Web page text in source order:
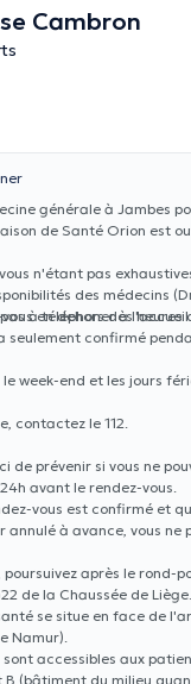
Cambron
générale à Jambes
de Santé Orion est
n'étant pas
des médecins
à téléphoner à
en dehors des
seulement confirmé
le week-end et les jours
contactez le 112.
de prévenir si vous ne
avant le rendez-vous.
vous est confirmé et
annulé à avance, vous ne
poursuivez après le rond-
de la Chaussée de Liège.
se situe en face de
Namur).
accessibles aux
(bâtiment du milieu